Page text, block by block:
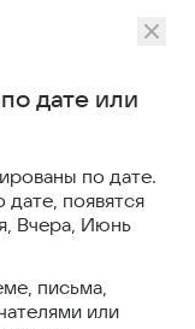
дате или
по дате.
дате, появятся
Вчера, Июнь
письма,
или